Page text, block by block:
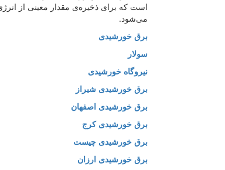
است که برای ذخیره‌ی مقدار معینی از
می‌شود.
برق خورشیدی
سولار
نیروگاه خورشیدی
برق خورشیدی شیراز
برق خورشیدی اصفهان
برق خورشیدی کرج
برق خورشیدی چیست
برق خورشیدی ارزان